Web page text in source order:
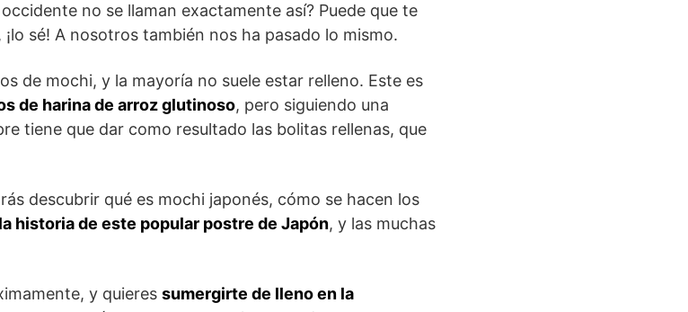
no se llaman exactamente así? Puede que te
sé! A nosotros también nos ha pasado lo mismo.
de mochi, y la mayoría no suele estar relleno. Este es
de harina de arroz glutinoso, pero siguiendo una
tiene que dar como resultado las bolitas rellenas, que
descubrir qué es mochi japonés, cómo se hacen los
la historia de este popular postre de Japón, y las muchas
y quieres sumergirte de lleno en la